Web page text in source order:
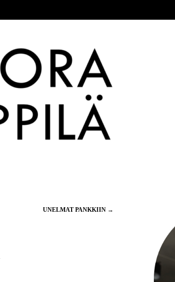
UNELMAT PANKKIIN →